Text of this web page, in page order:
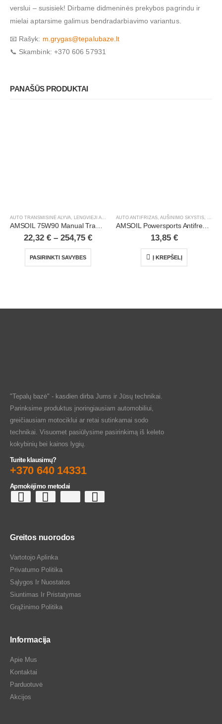
verslui – susisiek! Dirbame didmeninės prekybos pagrindu ir
mielai aptarsime galimus bendradarbiavimo variantus.
📧 Rašyk: m.grygas@tepalubaze.lt
📞 Skambink: +370 606 57931
PANAŠŪS PRODUKTAI
AUTO TRANSMISINĖ ALYVA, LENGVIEJI AUTOMOBILIAI
AMSOIL 75W90 Manual Transmission & Transaxle Gear Lube
22,32 € – 254,75 €
PASIRINKTI SAVYBES
AUTO ANTIFRIZAS, AUŠINIMO SKYSTIS,
AMSOIL Powersports Antifreeze & Coolant | 1 qt
13,85 €
Į KREPŠELĮ
"Tepalų bazė" - kasdien dirba Jums ir Jūsų technikai.
Parinksime produktus įnoringiausiam automobiliui,
greičiausiam motociklui ar retai sutinkamai sodo
technikai. Visuomet pasiūlysime pasirinkimą iš keleto
kokybinių bei kainos lygių.
Turite klausimų?
+370 640 14331
Apmokėjimo metodai
Greitos nuorodos
Vartotojo Aplinka
Privatumo Politika
Sąlygos Ir Nuostatos
Siuntimas Ir Pristatymas
Grąžinimo Politika
Informacija
Apie Mus
Kontaktai
Parduotuvė
Akcijos